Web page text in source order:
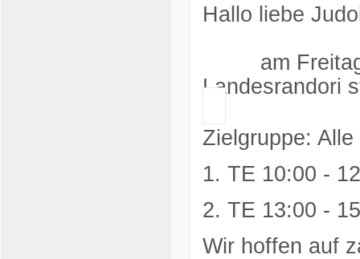
Hallo liebe
am Freitag
Landesrandori
Zielgruppe:
1. TE 10:00 -
2. TE 13:00 -
Wir hoffen auf